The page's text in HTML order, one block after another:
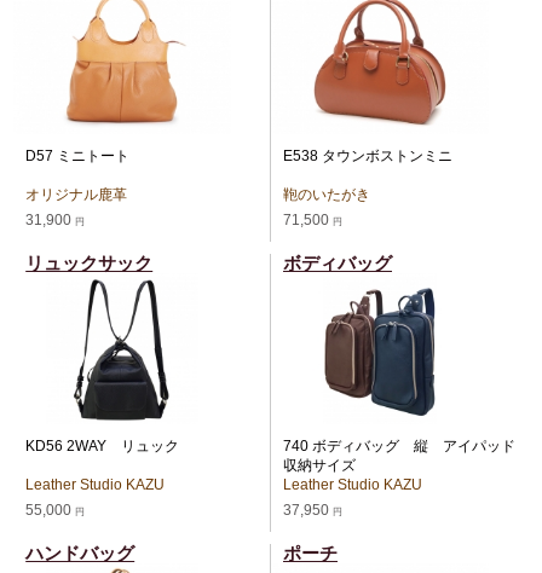
D57 ミニトート
オリジナル鹿革
31,900 円
E538 タウンボストンミニ
鞄のいたがき
71,500 円
リュックサック
KD56 2WAY リュック
Leather Studio KAZU
55,000 円
ボディバッグ
740 ボディバッグ 縦 アイパッド
収納サイズ
Leather Studio KAZU
37,950 円
ハンドバッグ ポーチ